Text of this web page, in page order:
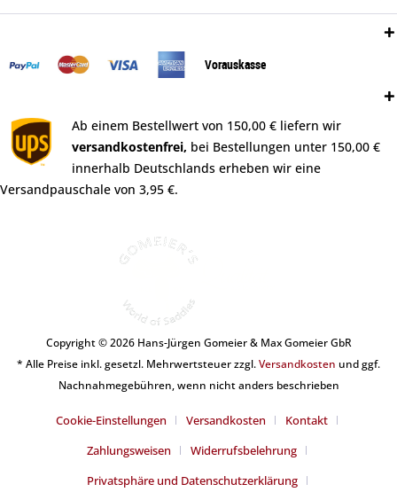
Vorauskasse
Ab einem Bestellwert von 150,00 € liefern wir
versandkostenfrei, bei Bestellungen unter 150,00 €
innerhalb Deutschlands erheben wir eine
Versandpauschale von 3,95 €.
Copyright © 2026 Hans-Jürgen Gomeier & Max Gomeier GbR
* Alle Preise inkl. gesetzl. Mehrwertsteuer zzgl.Versandkosten und ggf.
Nachnahmegebühren, wenn nicht anders beschrieben
Cookie-Einstellungen Versandkosten
Kontakt
Zahlungsweisen
Widerrufsbelehrung
Privatsphäre und Datenschutzerklärung